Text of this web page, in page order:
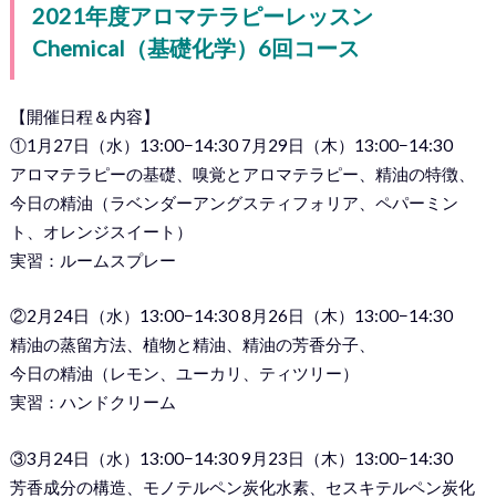
2021年度アロマテラピーレッスン
Chemical（基礎化学）6回コース
【開催日程＆内容】
①1月27日（水）13:00−14:30 7月29日（木）13:00−14:30
アロマテラピーの基礎、嗅覚とアロマテラピー、精油の特徴、
今日の精油（ラベンダーアングスティフォリア、ペパーミン
ト、オレンジスイート）
実習：ルームスプレー
②2月24日（水）13:00−14:30 8月26日（木）13:00−14:30
精油の蒸留方法、植物と精油、精油の芳香分子、
今日の精油（レモン、ユーカリ、ティツリー）
実習：ハンドクリーム
③3月24日（水）13:00−14:30 9月23日（木）13:00−14:30
芳香成分の構造、モノテルペン炭化水素、セスキテルペン炭化